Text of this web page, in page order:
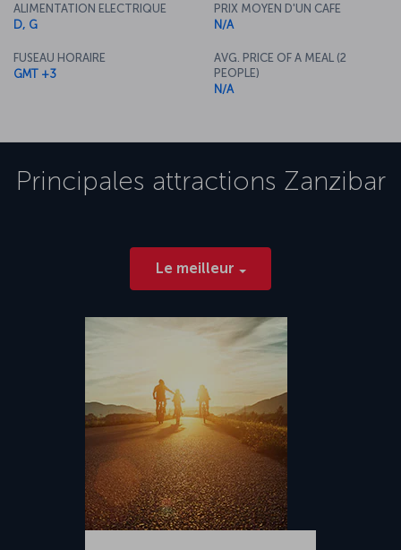
ALIMENTATION ELECTRIQUE
D, G
FUSEAU HORAIRE
GMT +3
PRIX MOYEN D'UN CAFE
N/A
AVG. PRICE OF A MEAL (2
PEOPLE)
N/A
Principales attractions Zanzibar
Le meilleur